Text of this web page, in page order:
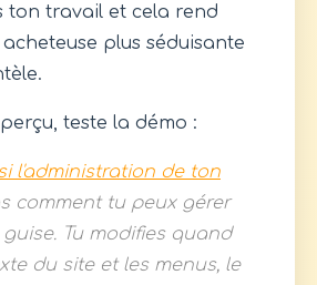
ton travail et cela rend
acheteuse plus séduisante
teste la démo :
l'administration de ton
comment tu peux gérer
Tu modifies quand
du site et les menus, le